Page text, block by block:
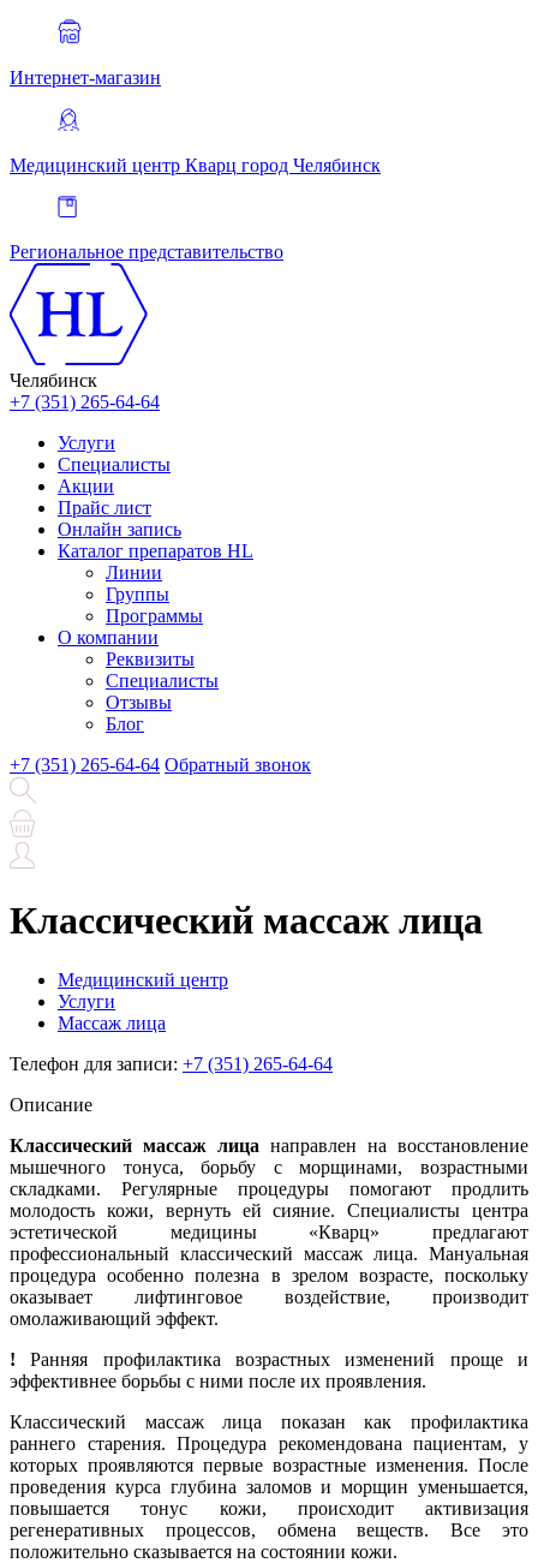
Интернет-магазин
Медицинский центр Кварц город Челябинск
Региональное представительство
Челябинск
+7 (351) 265-64-64
Услуги
Специалисты
Акции
Прайс лист
Онлайн запись
Каталог препаратов HL
Линии
Группы
Программы
О компании
Реквизиты
Специалисты
Отзывы
Блог
+7 (351) 265-64-64 Обратный звонок
Классический массаж лица
Медицинский центр
Услуги
Массаж лица
Телефон для записи: +7 (351) 265-64-64
Описание
Классический массаж лица направлен на восстановление
мышечного тонуса, борьбу с морщинами, возрастными
складками. Регулярные процедуры помогают продлить
молодость кожи, вернуть ей сияние. Специалисты центра
эстетической медицины «Кварц» предлагают
профессиональный классический массаж лица. Мануальная
процедура особенно полезна в зрелом возрасте, поскольку
оказывает лифтинговое воздействие, производит
омолаживающий эффект.
! Ранняя профилактика возрастных изменений проще и
эффективнее борьбы с ними после их проявления.
Классический массаж лица показан как профилактика
раннего старения. Процедура рекомендована пациентам, у
которых проявляются первые возрастные изменения. После
проведения курса глубина заломов и морщин уменьшается,
повышается тонус кожи, происходит активизация
регенеративных процессов, обмена веществ. Все это
положительно сказывается на состоянии кожи.